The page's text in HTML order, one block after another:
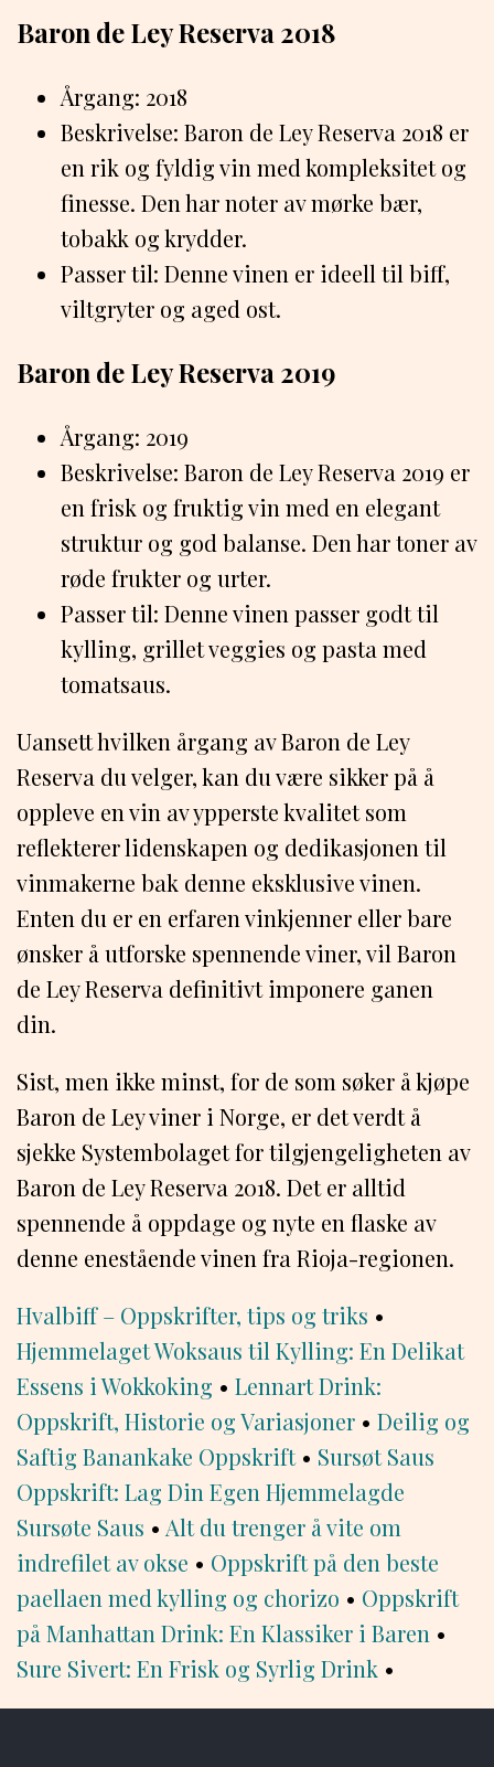
Baron de Ley Reserva 2018
Årgang: 2018
Beskrivelse: Baron de Ley Reserva 2018 er
en rik og fyldig vin med kompleksitet og
finesse. Den har noter av mørke bær,
tobakk og krydder.
Passer til: Denne vinen er ideell til biff,
viltgryter og aged ost.
Baron de Ley Reserva 2019
Årgang: 2019
Beskrivelse: Baron de Ley Reserva 2019 er
en frisk og fruktig vin med en elegant
struktur og god balanse. Den har toner av
røde frukter og urter.
Passer til: Denne vinen passer godt til
kylling, grillet veggies og pasta med
tomatsaus.
Uansett hvilken årgang av Baron de Ley
Reserva du velger, kan du være sikker på å
oppleve en vin av ypperste kvalitet som
reflekterer lidenskapen og dedikasjonen til
vinmakerne bak denne eksklusive vinen.
Enten du er en erfaren vinkjenner eller bare
ønsker å utforske spennende viner, vil Baron
de Ley Reserva definitivt imponere ganen
din.
Sist, men ikke minst, for de som søker å kjøpe
Baron de Ley viner i Norge, er det verdt å
sjekke Systembolaget for tilgjengeligheten av
Baron de Ley Reserva 2018. Det er alltid
spennende å oppdage og nyte en flaske av
denne enestående vinen fra Rioja-regionen.
Hvalbiff – Oppskrifter, tips og triks •
Hjemmelaget Woksaus til Kylling: En Delikat
Essens i Wokkoking • Lennart Drink:
Oppskrift, Historie og Variasjoner • Deilig og
Saftig Banankake Oppskrift• Sursøt Saus
Oppskrift: Lag Din Egen Hjemmelagde
Sursøte Saus • Alt du trenger å vite om
indrefilet av okse • Oppskrift på den beste
paellaen med kylling og chorizo • Oppskrift
på Manhattan Drink: En Klassiker i Baren •
Sure Sivert: En Frisk og Syrlig Drink •